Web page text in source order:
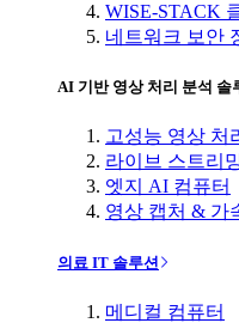
WISE-STACK
네트워크 보안
AI 기반 영상 처리 분석 솔
고성능 영상 처
라이브 스트리
엣지 AI 컴퓨터
영상 캡처 & 가
의료 IT 솔루션
메디컬 컴퓨터